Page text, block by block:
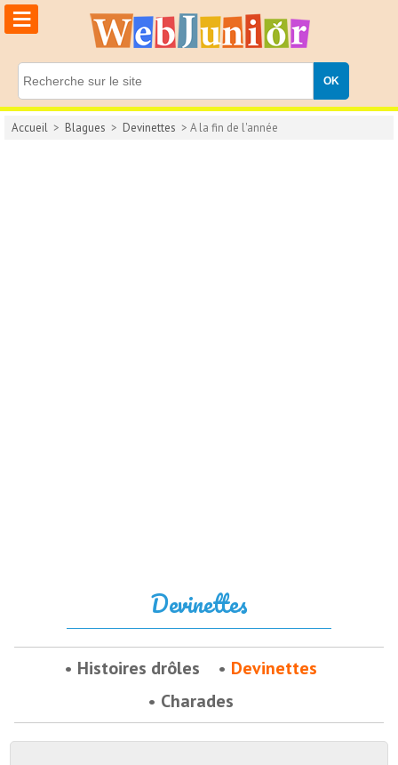
≡
Accueil > Blagues > Devinettes > A la fin de l'année
Devinettes
Histoires drôles
Devinettes
Charades